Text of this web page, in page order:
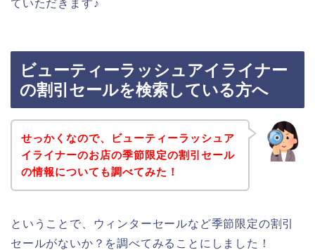
ていただきます♪
ビューティーラッシュアイライナー
の割引セールを検索している方へ
せっかくなので、ビューティーラッシュア
イライナーのお店の季節限定の割引セール
の情報についても調べてみた！
ということで、ウィンターセールなど季節限定の割引
セールがないか？を調べてみることにしました！